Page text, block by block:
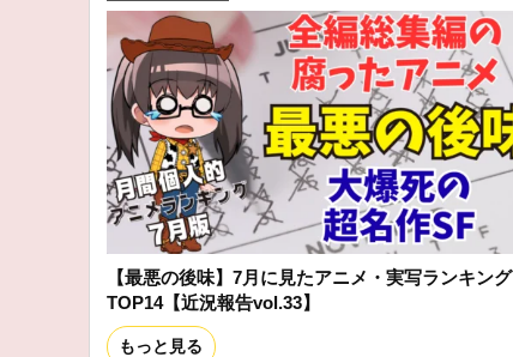
【最悪の後味】7月に見たアニメ・実写ランキング
TOP14【近況報告vol.33】
もっと見る